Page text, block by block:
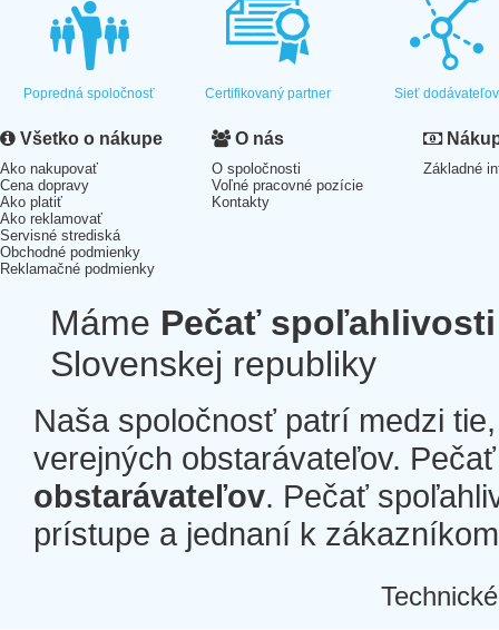
Popredná spoločnosť Certifikovaný partner Sieť dodávateľov
Všetko o nákupe
Ako nakupovať
Cena dopravy
Ako platiť
Ako reklamovať
Servisné strediská
Obchodné podmienky
Reklamačné podmienky
O nás
O spoločnosti
Voľné pracovné pozície
Kontakty
Základné
Máme Pečať spoľahlivosti
Slovenskej republiky
Naša spoločnosť patrí medzi
verejných obstarávateľov.
obstarávateľov. Pečať
prístupe a jednaní k